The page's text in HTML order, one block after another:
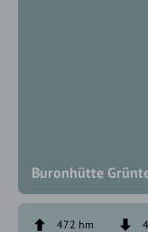
Buronhütte
472 hm